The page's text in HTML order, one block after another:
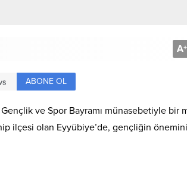
A+
ABONE OL
ve Spor Bayramı münasebetiyle bir
ilçesi olan Eyyübiye’de, gençliğin